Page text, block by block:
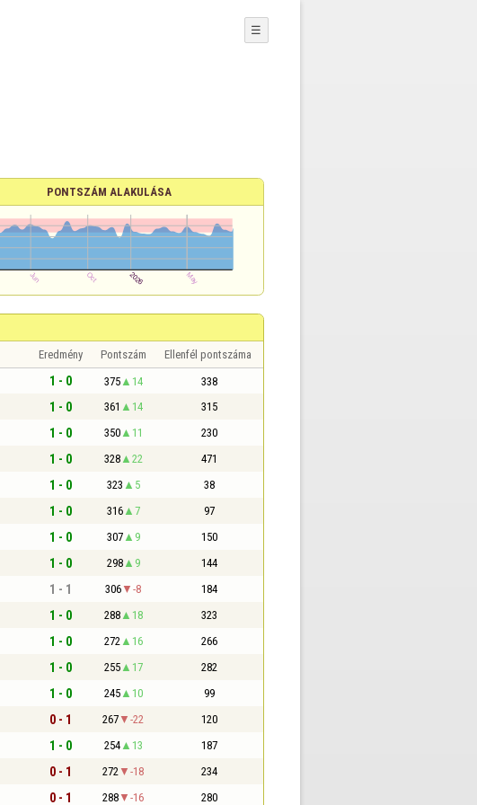
☰
PONTSZÁM ALAKULÁSA
Eredmény Pontszám Ellenfél pontszáma
1 - 0 375 14 338
1 - 0 361 14 315
1 - 0 350 11 230
1 - 0 328 22 471
1 - 0 323 5 38
1 - 0 316 7 97
1 - 0 307 9 150
1 - 0 298 9 144
1 - 1 306 -8 184
1 - 0 288 18 323
1 - 0 272 16 266
1 - 0 255 17 282
1 - 0 245 10 99
0 - 1 267 -22 120
1 - 0 254 13 187
0 - 1 272 -18 234
0 - 1 288 -16 280